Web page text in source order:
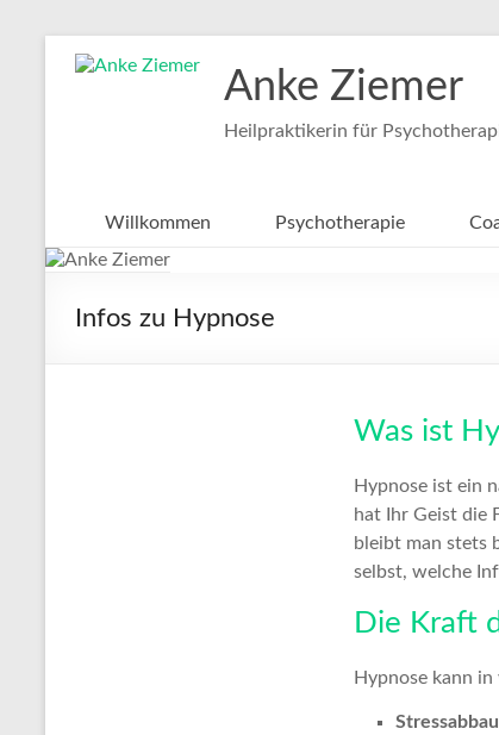
Inhalt
Anke Ziemer
Heilpraktikerin für
Willkommen Psychotherapie
Infos zu Hypnose
Was ist
Hypnose ist ein
hat Ihr Geist die
bleibt man stets
selbst, welche
Die Kraft
Hypnose kann